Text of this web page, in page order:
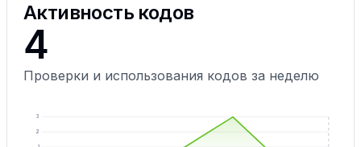
Активность кодов
4
Проверки и использования кодов за неделю
2
3